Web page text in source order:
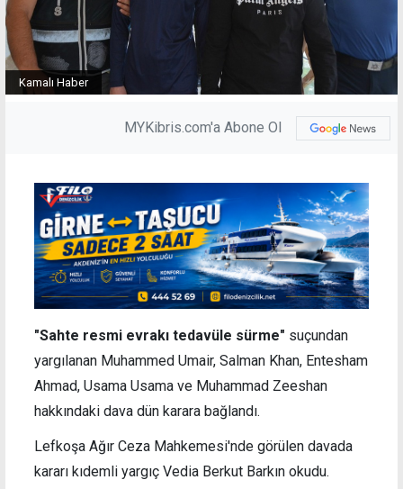
Kamalı Haber
MYKibris.com'a Abone Ol
"Sahte resmi evrakı tedavüle sürme" suçundan
yargılanan Muhammed Umair, Salman Khan, Entesham
Ahmad, Usama Usama ve Muhammad Zeeshan
hakkındaki dava dün karara bağlandı.
Lefkoşa Ağır Ceza Mahkemesi'nde görülen davada
kararı kıdemli yargıç Vedia Berkut Barkın okudu.